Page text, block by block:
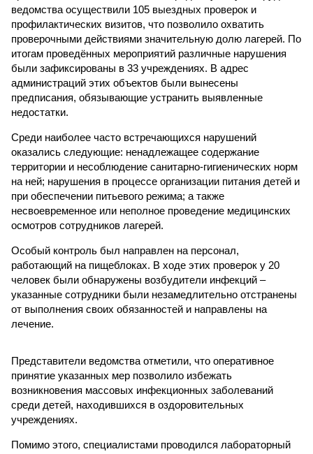
ведомства осуществили 105 выездных проверок и
профилактических визитов, что позволило охватить
проверочными действиями значительную долю лагерей. По
итогам проведённых мероприятий различные нарушения
были зафиксированы в 33 учреждениях. В адрес
администраций этих объектов были вынесены
предписания, обязывающие устранить выявленные
недостатки.
Среди наиболее часто встречающихся нарушений
оказались следующие: ненадлежащее содержание
территории и несоблюдение санитарно-гигиенических норм
на ней; нарушения в процессе организации питания детей и
при обеспечении питьевого режима; а также
несвоевременное или неполное проведение медицинских
осмотров сотрудников лагерей.
Особый контроль был направлен на персонал,
работающий на пищеблоках. В ходе этих проверок у 20
человек были обнаружены возбудители инфекций –
указанные сотрудники были незамедлительно отстранены
от выполнения своих обязанностей и направлены на
лечение.
Представители ведомства отметили, что оперативное
принятие указанных мер позволило избежать
возникновения массовых инфекционных заболеваний
среди детей, находившихся в оздоровительных
учреждениях.
Помимо этого, специалистами проводился лабораторный